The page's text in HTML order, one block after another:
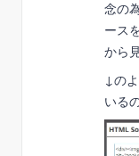
念の
ース
から
↓の
いる